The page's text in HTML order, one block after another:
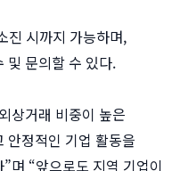
진 시까지 가능하며,
및 문의할 수 있다.
상거래 비중이 높은
안정적인 기업 활동을
며 “앞으로도 지역 기업이